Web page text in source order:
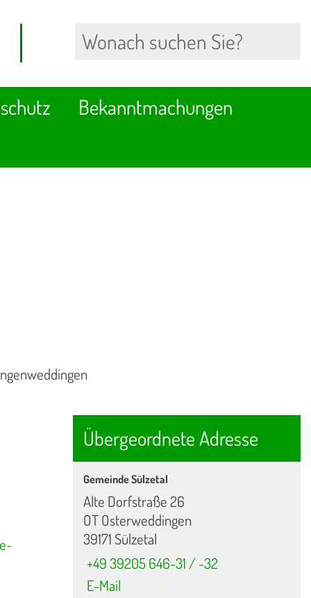
Bekanntmachungen
Übergeordnete Adresse
Gemeinde Sülzetal
Alte Dorfstraße 26
OT Osterweddingen
39171 Sülzetal
+49 39205 646-31 / -32
E-Mail